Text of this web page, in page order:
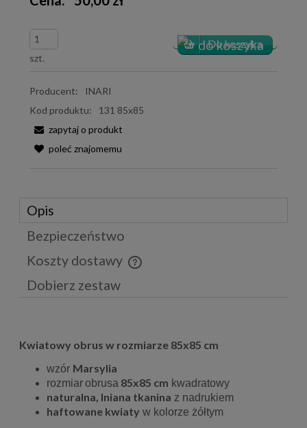
szt.
Producent:
INARI
Kod produktu:
131 85x85
zapytaj o produkt
poleć znajomemu
Opis
Bezpieczeństwo
Koszty dostawy
Cena nie zawiera ewentualnych kosztów płatności
Dobierz zestaw
Kwiatowy obrus w rozmiarze 85x85 cm
wzór Marsylia
rozmiarobrusa 85x85 cm kwadratowy
naturalna, lniana tkanina z nadrukiem
haftowane kwiaty w kolorze żółtym